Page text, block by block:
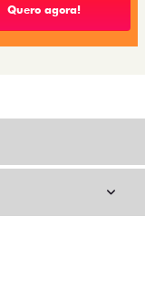
Quero agora!